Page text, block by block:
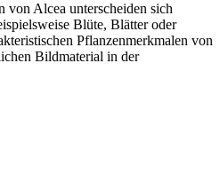
von Alcea unterscheiden sich
Blüte, Blätter oder
Pflanzenmerkmalen von
Bildmaterial in der